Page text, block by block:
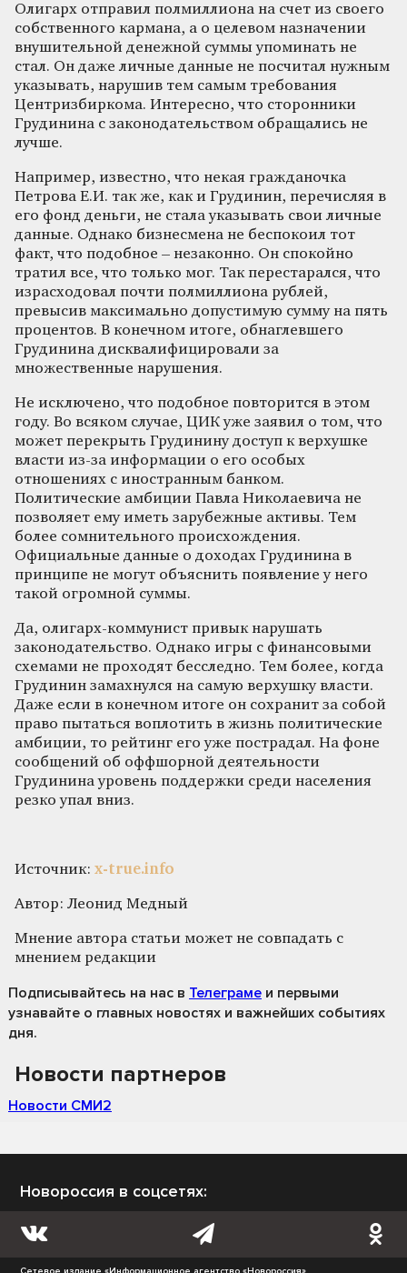
Олигарх отправил полмиллиона на счет из своего
собственного кармана, а о целевом назначении
внушительной денежной суммы упоминать не
стал. Он даже личные данные не посчитал нужным
указывать, нарушив тем самым требования
Центризбиркома. Интересно, что сторонники
Грудинина с законодательством обращались не
лучше.
Например, известно, что некая гражданочка
Петрова Е.И. так же, как и Грудинин, перечисляя в
его фонд деньги, не стала указывать свои личные
данные. Однако бизнесмена не беспокоил тот
факт, что подобное – незаконно. Он спокойно
тратил все, что только мог. Так перестарался, что
израсходовал почти полмиллиона рублей,
превысив максимально допустимую сумму на пять
процентов. В конечном итоге, обнаглевшего
Грудинина дисквалифицировали за
множественные нарушения.
Не исключено, что подобное повторится в этом
году. Во всяком случае, ЦИК уже заявил о том, что
может перекрыть Грудинину доступ к верхушке
власти из-за информации о его особых
отношениях с иностранным банком.
Политические амбиции Павла Николаевича не
позволяет ему иметь зарубежные активы. Тем
более сомнительного происхождения.
Официальные данные о доходах Грудинина в
принципе не могут объяснить появление у него
такой огромной суммы.
Да, олигарх-коммунист привык нарушать
законодательство. Однако игры с финансовыми
схемами не проходят бесследно. Тем более, когда
Грудинин замахнулся на самую верхушку власти.
Даже если в конечном итоге он сохранит за собой
право пытаться воплотить в жизнь политические
амбиции, то рейтинг его уже пострадал. На фоне
сообщений об оффшорной деятельности
Грудинина уровень поддержки среди населения
резко упал вниз.
Источник: x-true.info
Автор: Леонид Медный
Мнение автора статьи может не совпадать с
мнением редакции
Подписывайтесь на нас в Телеграме и первыми
узнавайте о главных новостях и важнейших событиях
дня.
Новости партнеров
Новости СМИ2
Новороссия в соцсетях: